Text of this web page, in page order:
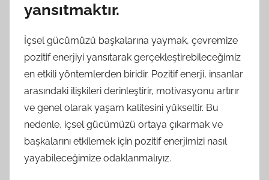
yansıtmaktır.
İçsel gücümüzü başkalarına yaymak, çevremize
pozitif enerjiyi yansıtarak gerçekleştirebileceğimiz
en etkili yöntemlerden biridir. Pozitif enerji, insanlar
arasındaki ilişkileri derinleştirir, motivasyonu artırır
ve genel olarak yaşam kalitesini yükseltir. Bu
nedenle, içsel gücümüzü ortaya çıkarmak ve
başkalarını etkilemek için pozitif enerjimizi nasıl
yayabileceğimize odaklanmalıyız.